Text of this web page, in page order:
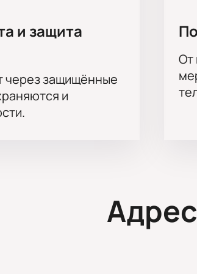
и защита
через защищённые
и
От
Адрес